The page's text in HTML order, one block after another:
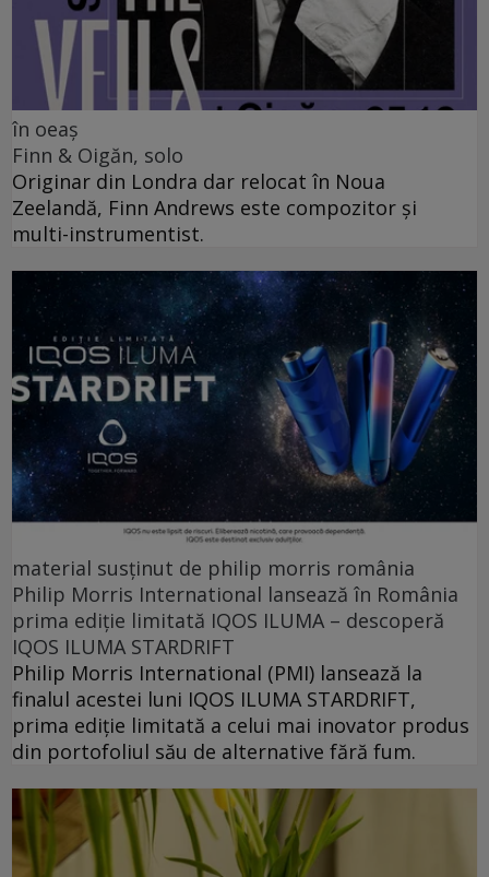
în oeaș
Finn & Oigăn, solo
Originar din Londra dar relocat în Noua
Zeelandă, Finn Andrews este compozitor și
multi-instrumentist.
material susținut de philip morris românia
Philip Morris International lansează în România
prima ediție limitată IQOS ILUMA – descoperă
IQOS ILUMA STARDRIFT
Philip Morris International (PMI) lansează la
finalul acestei luni IQOS ILUMA STARDRIFT,
prima ediție limitată a celui mai inovator produs
din portofoliul său de alternative fără fum.